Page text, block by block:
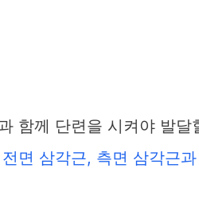
함께 단련을 시켜야 발달
면 삼각근, 측면 삼각근